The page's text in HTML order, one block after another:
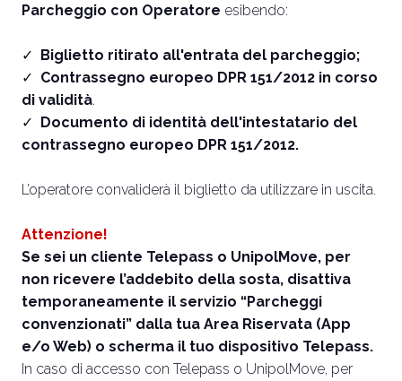
Parcheggio con Operatore esibendo:
✓ Biglietto ritirato all'entrata del parcheggio;
✓ Contrassegno europeo DPR 151/2012 in corso
di validità.
✓ Documento di identità dell'intestatario del
contrassegno europeo DPR 151/2012.
L’operatore convaliderà il biglietto da utilizzare in uscita.
Attenzione!
Se sei un cliente Telepass o UnipolMove, per
non ricevere l’addebito della sosta, disattiva
temporaneamente il servizio “Parcheggi
convenzionati” dalla tua Area Riservata (App
e/o Web) o scherma il tuo dispositivo Telepass.
In caso di accesso con Telepass o UnipolMove, per